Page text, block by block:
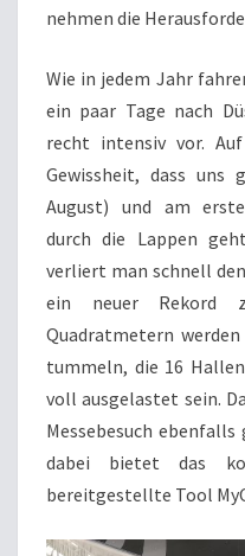
nehmen die
Wie in jedem Jahr
ein paar Tage nach
recht intensiv vor.
Gewissheit, dass uns
August) und am
durch die Lappen
verliert man schnell
ein neuer Rekord
Quadratmetern
tummeln, die 16
voll ausgelastet sein.
Messebesuch
dabei bietet das
bereitgestellte Tool